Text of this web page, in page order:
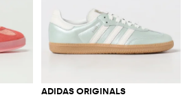
ADIDAS ORIGINALS